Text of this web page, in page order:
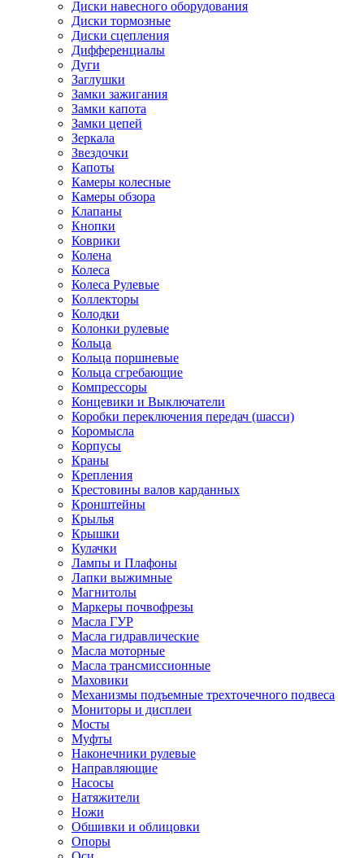
Диски навесного оборудования
Диски тормозные
Диски сцепления
Дифференциалы
Дуги
Заглушки
Замки зажигания
Замки капота
Замки цепей
Зеркала
Звездочки
Капоты
Камеры колесные
Камеры обзора
Клапаны
Кнопки
Коврики
Колена
Колеса
Колеса Рулевые
Коллекторы
Колодки
Колонки рулевые
Кольца
Кольца поршневые
Кольца сгребающие
Компрессоры
Концевики и Выключатели
Коробки переключения передач (шасси)
Коромысла
Корпусы
Краны
Крепления
Крестовины валов карданных
Кронштейны
Крылья
Крышки
Кулачки
Лампы и Плафоны
Лапки выжимные
Магнитолы
Маркеры почвофрезы
Масла ГУР
Масла гидравлические
Масла моторные
Масла трансмиссионные
Маховики
Механизмы подъемные трехточечного подвеса
Мониторы и дисплеи
Мосты
Муфты
Наконечники рулевые
Направляющие
Насосы
Натяжители
Ножи
Обшивки и облицовки
Опоры